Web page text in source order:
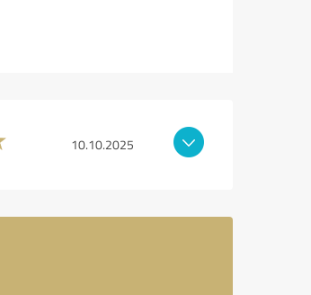
10.10.2025